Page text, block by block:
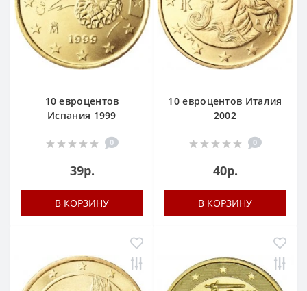
10 евроцентов
Испания 1999
0
39р.
В КОРЗИНУ
10 евроцентов Италия
2002
0
40р.
В КОРЗИНУ